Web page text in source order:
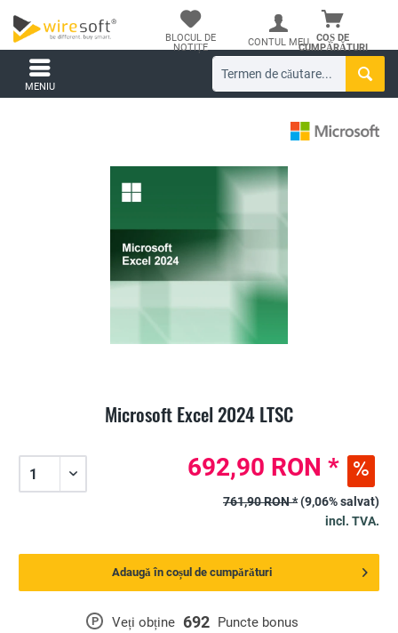
COȘ DE
CUMPĂRĂTURI
BLOCUL DE
NOTIȚE
CONTUL MEU
MENIU
Microsoft Excel 2024 LTSC
P Veți obține 692 Puncte bonus
692,90 RON *
761,90 RON *(9,06% salvat)
incl. TVA.
Adaugă în coșul de cumpărături